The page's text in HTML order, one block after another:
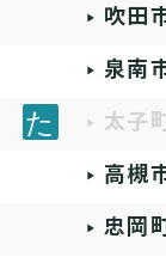
吹田
泉南
太子
高槻
忠岡